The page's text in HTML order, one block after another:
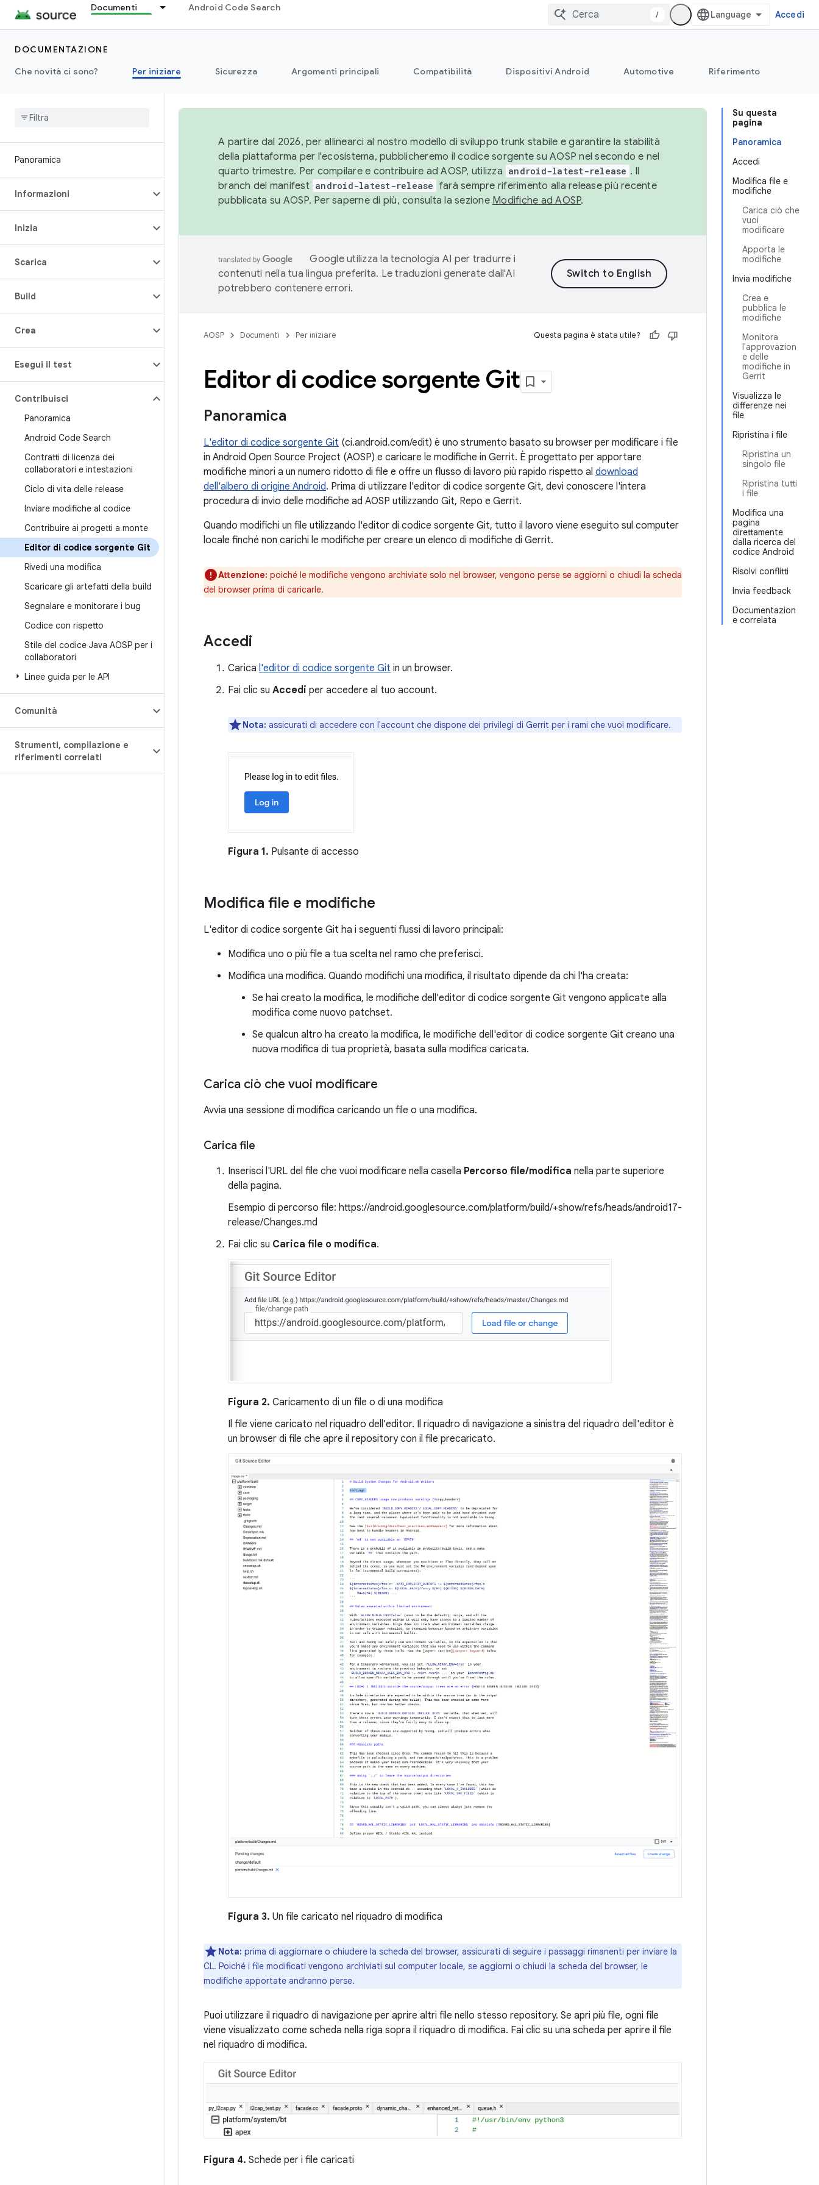
Documenti Android Code Search
/ Accedi
DOCUMENTAZIONE
Che novità ci sono?
Per iniziare Sicurezza Argomenti principali Compatibilità Dispositivi Android Automotive Riferimento
Panoramica
Informazioni
Inizia
Scarica
Build
Crea
Esegui il test
Contribuisci
Panoramica
Android Code Search
Contratti di licenza dei
collaboratori e intestazioni
Ciclo di vita delle release
Inviare modifiche al codice
Contribuire ai progetti a monte
Editor di codice sorgente Git
Rivedi una modifica
Scaricare gli artefatti della build
Segnalare e monitorare i bug
Codice con rispetto
Stile del codice Java AOSP per i
collaboratori
Linee guida per le API
Comunità
Strumenti, compilazione e
riferimenti correlati
Su questa
pagina
Panoramica
Accedi
Modifica file e
modifiche
Carica ciò che
vuoi
modificare
Apporta le
modifiche
Invia modifiche
Crea e
pubblica le
modifiche
Monitora
l'approvazion
e delle
modifiche in
Gerrit
Visualizza le
differenze nei
file
Ripristina i file
Ripristina un
singolo file
Ripristina tutti
i file
Modifica una
pagina
direttamente
dalla ricerca del
codice Android
Risolvi conflitti
Invia feedback
Documentazion
e correlata
A partire dal 2026, per allinearci al nostro modello di sviluppo trunk stabile e garantire la stabilità
della piattaforma per l'ecosistema, pubblicheremo il codice sorgente su AOSP nel secondo e nel
quarto trimestre. Per compilare e contribuire ad AOSP, utilizza android-latest-release . Il
branch del manifest android-latest-release farà sempre riferimento alla release più recente
pubblicata su AOSP. Per saperne di più, consulta la sezione Modifiche ad AOSP.
Google utilizza la tecnologia AI per tradurre i
contenuti nella tua lingua preferita. Le traduzioni generate dall'AI
potrebbero contenere errori.
AOSP Documenti Per iniziare Questa pagina è stata utile?
Editor di codice sorgente Git
Panoramica
L'editor di codice sorgente Git (ci.android.com/edit) è uno strumento basato su browser per modificare i file
in Android Open Source Project (AOSP) e caricare le modifiche in Gerrit. È progettato per apportare
modifiche minori a un numero ridotto di file e offre un flusso di lavoro più rapido rispetto al download
dell'albero di origine Android. Prima di utilizzare l'editor di codice sorgente Git, devi conoscere l'intera
procedura di invio delle modifiche ad AOSP utilizzando Git, Repo e Gerrit.
Quando modifichi un file utilizzando l'editor di codice sorgente Git, tutto il lavoro viene eseguito sul computer
locale finché non carichi le modifiche per creare un elenco di modifiche di Gerrit.
Attenzione: poiché le modifiche vengono archiviate solo nel browser, vengono perse se aggiorni o chiudi la scheda
del browser prima di caricarle.
Accedi
Carica l'editor di codice sorgente Git in un browser.
Fai clic su Accedi per accedere al tuo account.
Nota: assicurati di accedere con l'account che dispone dei privilegi di Gerrit per i rami che vuoi modificare.
Figura 1. Pulsante di accesso
Modifica file e modifiche
L'editor di codice sorgente Git ha i seguenti flussi di lavoro principali:
Modifica uno o più file a tua scelta nel ramo che preferisci.
Modifica una modifica. Quando modifichi una modifica, il risultato dipende da chi l'ha creata:
Se hai creato la modifica, le modifiche dell'editor di codice sorgente Git vengono applicate alla
modifica come nuovo patchset.
Se qualcun altro ha creato la modifica, le modifiche dell'editor di codice sorgente Git creano una
nuova modifica di tua proprietà, basata sulla modifica caricata.
Carica ciò che vuoi modificare
Avvia una sessione di modifica caricando un file o una modifica.
Carica file
Inserisci l'URL del file che vuoi modificare nella casella Percorso file/modifica nella parte superiore
della pagina.
Esempio di percorso file: https://android.googlesource.com/platform/build/+show/refs/heads/android17-
release/Changes.md
Fai clic su Carica file o modifica.
Figura 2. Caricamento di un file o di una modifica
Il file viene caricato nel riquadro dell'editor. Il riquadro di navigazione a sinistra del riquadro dell'editor è
un browser di file che apre il repository con il file precaricato.
Figura 3. Un file caricato nel riquadro di modifica
Nota: prima di aggiornare o chiudere la scheda del browser, assicurati di seguire i passaggi rimanenti per inviare la
CL. Poiché i file modificati vengono archiviati sul computer locale, se aggiorni o chiudi la scheda del browser, le
modifiche apportate andranno perse.
Puoi utilizzare il riquadro di navigazione per aprire altri file nello stesso repository. Se apri più file, ogni file
viene visualizzato come scheda nella riga sopra il riquadro di modifica. Fai clic su una scheda per aprire il file
nel riquadro di modifica.
Figura 4. Schede per i file caricati